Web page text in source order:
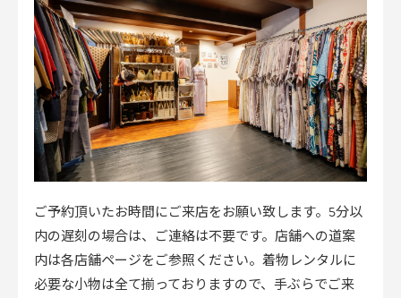
ご予約頂いたお時間にご来店をお願い致します。5分以
内の遅刻の場合は、ご連絡は不要です。店舗への道案
内は各店舗ページをご参照ください。着物レンタルに
必要な小物は全て揃っておりますので、手ぶらでご来